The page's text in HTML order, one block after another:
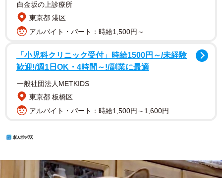
白金坂の上診療所
東京都 港区
アルバイト・パート：時給1,500円～
「小児科クリニック受付」時給1500円～/未経験
歓迎!/週1日OK・4時間～!/副業に最適
一般社団法人METKIDS
東京都 板橋区
アルバイト・パート：時給1,500円～1,600円